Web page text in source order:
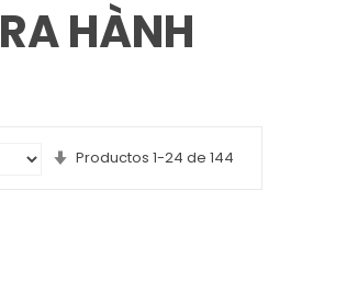
HÀNH
Productos 1-24 de 144
Set